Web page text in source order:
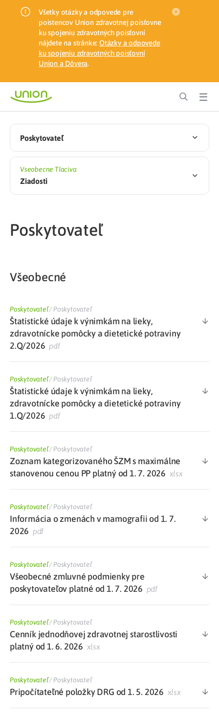
Všetky otázky a odpovede pre
poistencov Union zdravotnej poisťovne
ku spojeniu zdravotných poisťovní
nájdete na stránke: Otázky a odpovede
ku spojeniu zdravotných poisťovní
Union a Dôvera.
Poskytovateľ
Vseobecne Tlaciva
Ziadosti
Poskytovateľ
Všeobecné
Poskytovateľ/Poskytovateľ
Štatistické údaje k výnimkám na lieky,
zdravotnícke pomôcky a dietetické potraviny
2.Q/2026 pdf
Poskytovateľ/Poskytovateľ
Štatistické údaje k výnimkám na lieky,
zdravotnícke pomôcky a dietetické potraviny
1.Q/2026 pdf
Poskytovateľ/Poskytovateľ
Zoznam kategorizovaného ŠZM s maximálne
stanovenou cenou PP platný od 1. 7. 2026 xlsx
Poskytovateľ/Poskytovateľ
Informácia o zmenách v mamografii od 1. 7.
2026 pdf
Poskytovateľ/Poskytovateľ
Všeobecné zmluvné podmienky pre
poskytovateľov platné od 1. 7. 2026 pdf
Poskytovateľ/Poskytovateľ
Cenník jednodňovej zdravotnej starostlivosti
platný od 1. 6. 2026 xlsx
Poskytovateľ/Poskytovateľ
Pripočítateľné položky DRG od 1. 5. 2026 xlsx